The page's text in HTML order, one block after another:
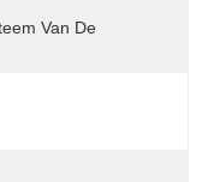
Van De